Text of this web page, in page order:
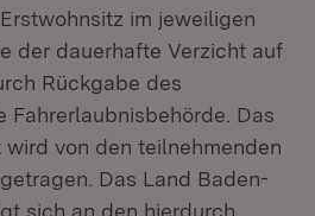
im jeweiligen
der dauerhafte Verzicht auf
Rückgabe des
Fahrerlaubnis­behörde. Das
von den teilnehmenden
Das Land Baden-
sich an den hierdurch